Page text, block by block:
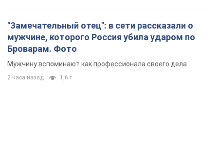
"Замечательный отец": в сети рассказали о
мужчине, которого Россия убила ударом по
Броварам. Фото
Мужчину вспоминают как профессионала своего дела
2 часа назад 1,6 т.